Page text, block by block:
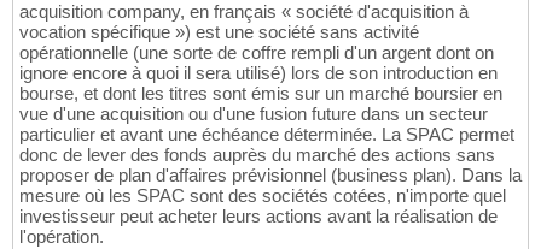
acquisition company, en français « société d'acquisition à
vocation spécifique ») est une société sans activité
opérationnelle (une sorte de coffre rempli d'un argent dont on
ignore encore à quoi il sera utilisé) lors de son introduction en
bourse, et dont les titres sont émis sur un marché boursier en
vue d'une acquisition ou d'une fusion future dans un secteur
particulier et avant une échéance déterminée. La SPAC permet
donc de lever des fonds auprès du marché des actions sans
proposer de plan d'affaires prévisionnel (business plan). Dans la
mesure où les SPAC sont des sociétés cotées, n'importe quel
investisseur peut acheter leurs actions avant la réalisation de
l'opération.